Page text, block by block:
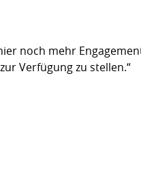
noch mehr
Verfügung zu stellen.“